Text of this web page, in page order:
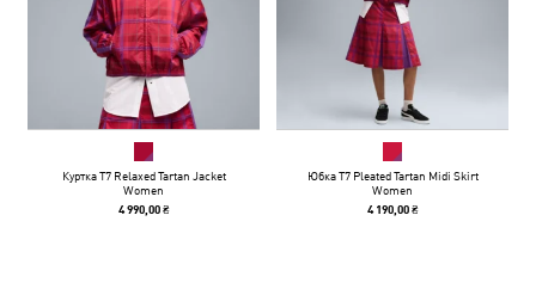
Куртка T7 Relaxed Tartan Jacket
Women
4 990,00 ₴
Юбка T7 Pleated Tartan Midi Skirt
Women
4 190,00 ₴